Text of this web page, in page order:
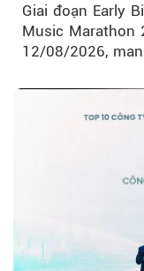
Giai đoạn Early
Music Marathon
12/08/2026,